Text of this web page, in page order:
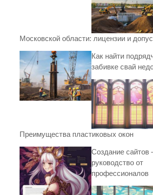
Московской области: лицензии и
Как найти
забивке свай
Преимущества пластиковых окон
Создание
руководство от
профессионалов